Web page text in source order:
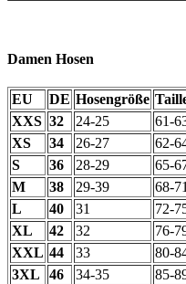
Damen Hosen
EU DE Hosengröße
XXS 32 24-25 61-
XS
34 26-27 62-
S
36 28-29 65-
M
38 29-39 68-71
L
40 31 72-
XL
42 32 76-
XXL 44 33 80-
3XL
46 34-35 85-